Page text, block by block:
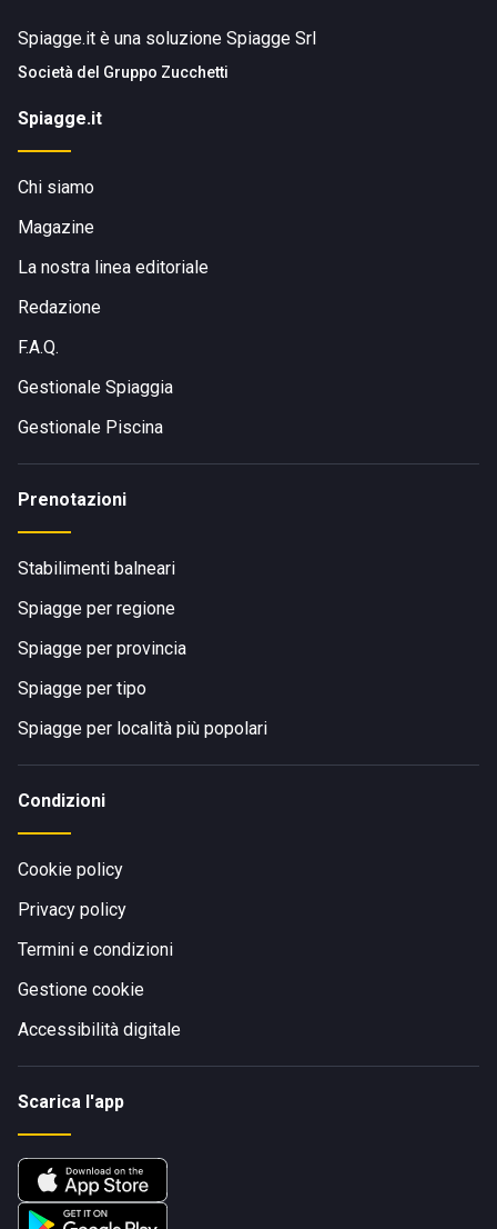
Spiagge.it è una soluzione Spiagge Srl
Società del Gruppo Zucchetti
Spiagge.it
Chi siamo
Magazine
La nostra linea editoriale
Redazione
F.A.Q.
Gestionale Spiaggia
Gestionale Piscina
Prenotazioni
Stabilimenti balneari
Spiagge per regione
Spiagge per provincia
Spiagge per tipo
Spiagge per località più popolari
Condizioni
Cookie policy
Privacy policy
Termini e condizioni
Gestione cookie
Accessibilità digitale
Scarica l'app